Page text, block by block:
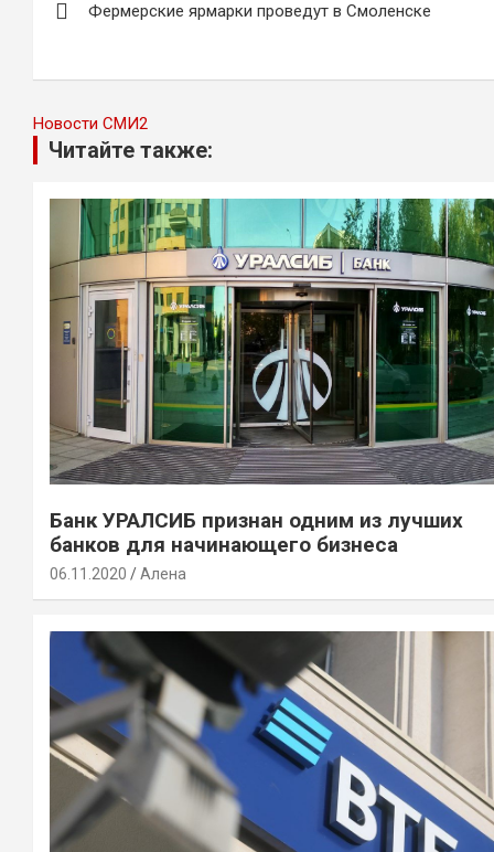
по
записям
Фермерские ярмарки проведут в Смоленске
Новости СМИ2
Читайте также:
Банк УРАЛСИБ признан одним из лучших
банков для начинающего бизнеса
06.11.2020 Алена